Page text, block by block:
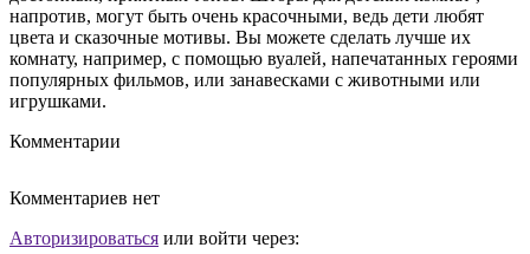
напротив, могут быть очень красочными, ведь дети любят
цвета и сказочные мотивы. Вы можете сделать лучше их
комнату, например, с помощью вуалей, напечатанных героями
популярных фильмов, или занавесками с животными или
игрушками.
Комментарии
Комментариев нет
Авторизироваться или войти через: